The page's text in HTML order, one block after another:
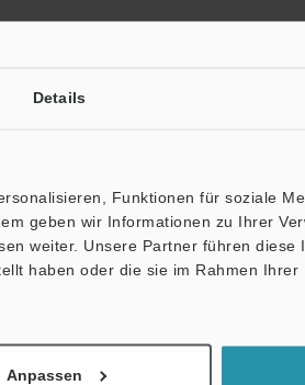
Details
Funktionen für soziale
geben wir Informationen zu Ihrer
weiter. Unsere Partner führen diese
haben oder die sie im Rahmen Ihrer
Anpassen
Datenblatt (PDF) Handbücher